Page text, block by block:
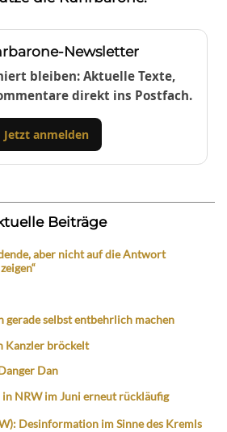
Newsletter
bleiben: Aktuelle Texte,
direkt ins Postfach.
Jetzt anmelden
Beiträge
aber nicht auf die Antwort
gerade selbst entbehrlich machen
Kanzler bröckelt
Dan
NRW im Juni erneut rückläufig
Desinformation im Sinne des Kremls